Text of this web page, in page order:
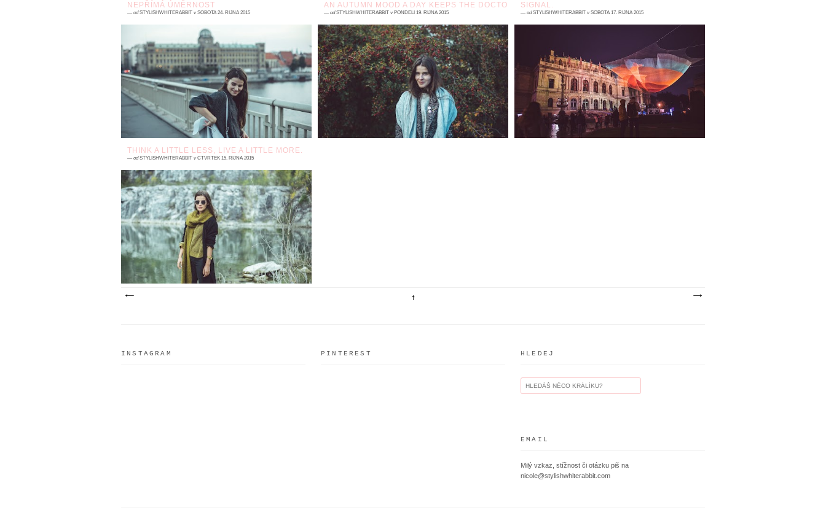
NEPŘÍMÁ ÚMĚRNOST
— odSTYLISHWHITERABBIT v SOBOTA 24. ŘÍJNA 2015
3 komentářů
S úbytkem stupňů přibývá na nezbytnosti
potřeba vrstvení. Nepřímá úměrnost v praxi.
Jeden z mála matematických jevů, který v
praxi králík...
AN AUTUMN MOOD A DAY KEEPS THE DOCTOR AWAY.
— odSTYLISHWHITERABBIT v PONDĚLÍ 19. ŘÍJNA 2015
7 komentářů
Králík se definitivně rozhodl pro osmiměsíční
letní detox. Odvyká si slunci a teplu a
pomaličku se připravuje na zimu. Oddává se
všemu, co ...
SIGNAL.
— odSTYLISHWHITERABBIT v SOBOTA 17. ŘÍJNA 2015
Dokážu se nadchnout pro kdejakou
maličkost. Pro řezané květy i zelené rostlinky,
pro krásné jaro i barevný podzim, pro hory i
moře, pro noc ...
THINK A LITTLE LESS, LIVE A LITTLE MORE.
— odSTYLISHWHITERABBIT v ČTVRTEK 15. ŘÍJNA 2015
6 komentářů
Toho dne jsem se vrátila ze slunné Barcelony
. Plná optimismu a energie jako vždy po
návratu od Španěl . S rozdílem devatenácti
stupňů však...
INSTAGRAM PINTEREST HLEDEJ
EMAIL
Milý vzkaz, stížnost či otázku piš na
nicole@stylishwhiterabbit.com